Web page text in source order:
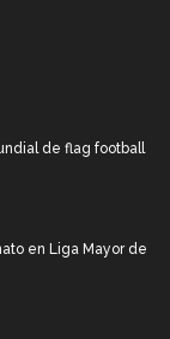
de flag football
en Liga Mayor de